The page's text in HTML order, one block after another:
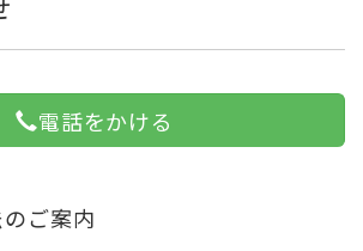
電話をかける
ご案内